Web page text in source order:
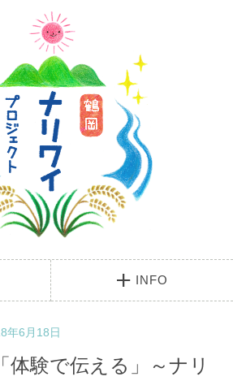
INFO
年6月18日
体験で伝える」～ナリ